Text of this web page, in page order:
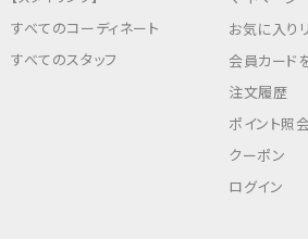
すべてのコーディネート
すべてのスタッフ
お気に入り
会員カード
注文履歴
ポイント照
クーポン
ログイン